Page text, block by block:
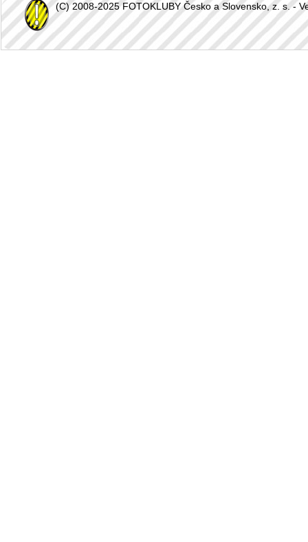
(C) 2008-2025 FOTOKLUBY Česko a Slovensko, z. s. -